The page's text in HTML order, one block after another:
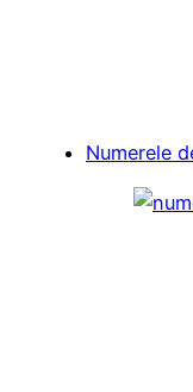
Numerele